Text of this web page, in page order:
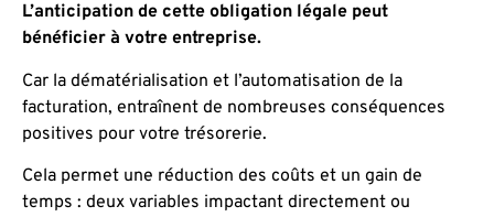
L’anticipation de cette obligation légale peut
bénéficier à votre entreprise.
Car la dématérialisation et l’automatisation de la
facturation, entraînent de nombreuses conséquences
positives pour votre trésorerie.
Cela permet une réduction des coûts et un gain de
temps : deux variables impactant directement ou